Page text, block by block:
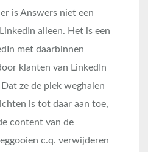
is Answers niet een
alleen. Het is een
met daarbinnen
klanten van LinkedIn
ze de plek weghalen
is tot daar aan toe,
content van de
c.q. verwijderen